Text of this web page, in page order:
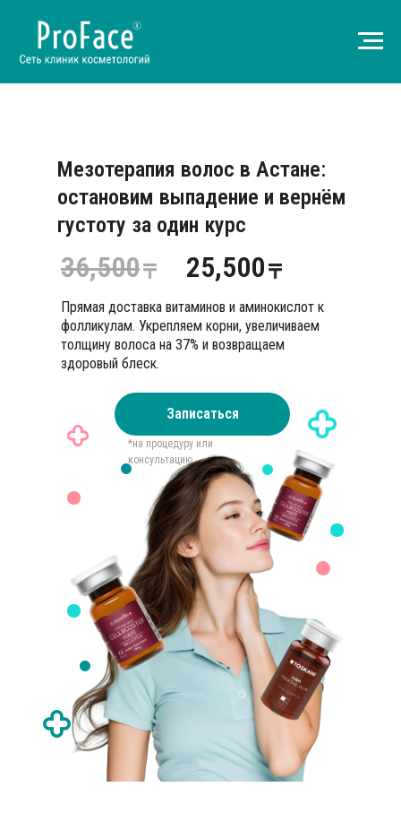
Мезотерапия волос в Астане:
остановим выпадение и вернём
густоту за один курс
36,500 25,500
Прямая доставка витаминов и аминокислот к
фолликулам. Укрепляем корни, увеличиваем
толщину волоса на 37% и возвращаем
здоровый блеск.
Записаться
*на процедуру или
консультацию